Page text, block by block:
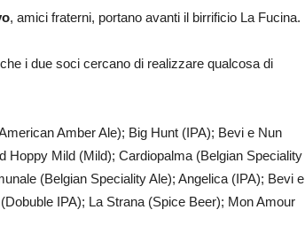
, amici fraterni, portano avanti il birrificio La Fucina.
i due soci cercano di realizzare qualcosa di
Amber Ale); Big Hunt (IPA); Bevi e Nun
Mild (Mild); Cardiopalma (Belgian Speciality
(Belgian Speciality Ale); Angelica (IPA); Bevi e
IPA); La Strana (Spice Beer); Mon Amour